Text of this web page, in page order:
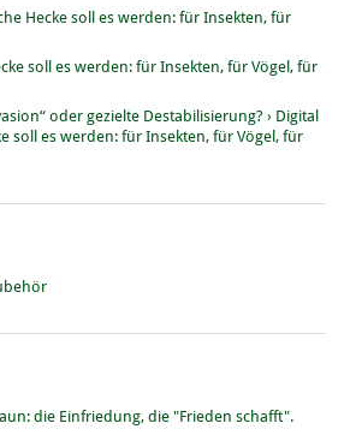
Hecke soll es werden: für Insekten, für
soll es werden: für Insekten, für Vögel, für
oder gezielte Destabilisierung? › Digital
soll es werden: für Insekten, für Vögel, für
die Einfriedung, die "Frieden schafft".